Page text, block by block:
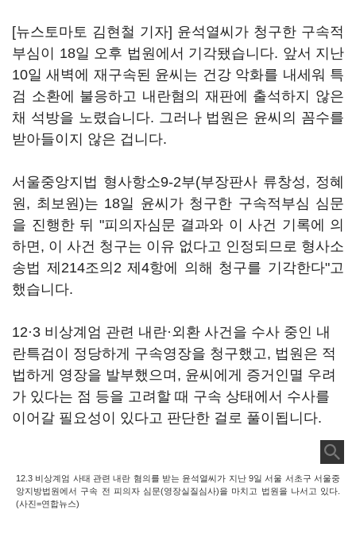
[뉴스토마토 김현철 기자] 윤석열씨가 청구한 구속적
부심이 18일 오후 법원에서 기각됐습니다. 앞서 지난
10일 새벽에 재구속된 윤씨는 건강 악화를 내세워 특
검 소환에 불응하고 내란혐의 재판에 출석하지 않은
채 석방을 노렸습니다. 그러나 법원은 윤씨의 꼼수를
받아들이지 않은 겁니다.
서울중앙지법 형사항소9-2부(부장판사 류창성, 정혜
원, 최보원)는 18일 윤씨가 청구한 구속적부심 심문
을 진행한 뒤 "피의자심문 결과와 이 사건 기록에 의
하면, 이 사건 청구는 이유 없다고 인정되므로 형사소
송법 제214조의2 제4항에 의해 청구를 기각한다"고
했습니다.
12·3 비상계엄 관련 내란·외환 사건을 수사 중인 내
란특검이 정당하게 구속영장을 청구했고, 법원은 적
법하게 영장을 발부했으며, 윤씨에게 증거인멸 우려
가 있다는 점 등을 고려할 때 구속 상태에서 수사를
이어갈 필요성이 있다고 판단한 걸로 풀이됩니다.
12.3 비상계엄 사태 관련 내란 혐의를 받는 윤석열씨가 지난 9일 서울 서초구 서울중
앙지방법원에서 구속 전 피의자 심문(영장실질심사)을 마치고 법원을 나서고 있다.
(사진=연합뉴스)